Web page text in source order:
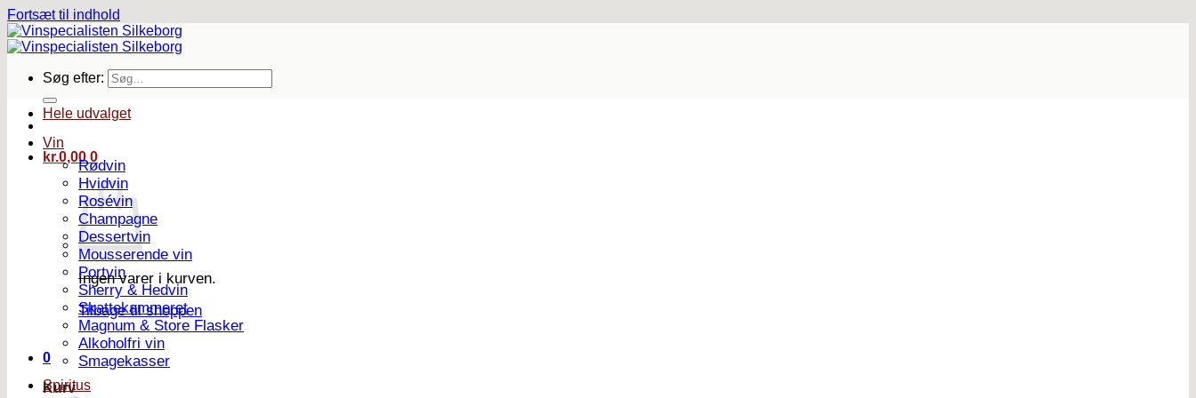
Fortsæt til indhold
Søg efter:
kr.0,00 0
Ingen varer i kurven.
Tilbage til shoppen
0
Kurv
Hele udvalget
Vin
Rødvin
Hvidvin
Rosévin
Champagne
Dessertvin
Mousserende vin
Portvin
Sherry & Hedvin
Skattekammeret
Magnum & Store Flasker
Alkoholfri vin
Smagekasser
Spiritus